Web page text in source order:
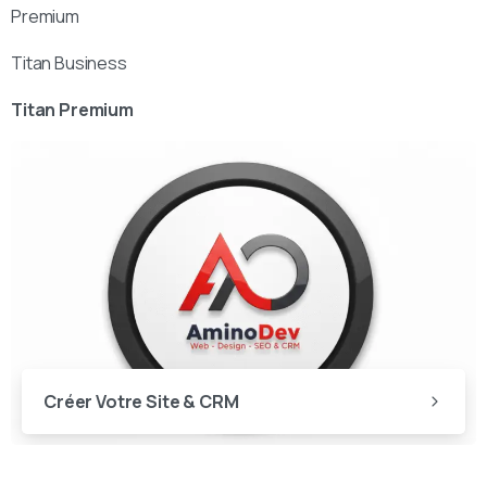
Premium
Titan Business
Titan Premium
Créer Votre Site & CRM